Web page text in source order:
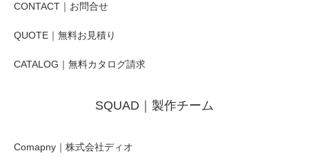
CONTACT｜お問合せ
QUOTE｜無料お見積り
CATALOG｜無料カタログ請求
SQUAD｜製作チーム
Comapny｜株式会社ディオ